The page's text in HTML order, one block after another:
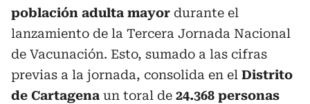
población adulta mayor durante el
lanzamiento de la Tercera Jornada Nacional
de Vacunación. Esto, sumado a las cifras
previas a la jornada, consolida en el Distrito
de Cartagena un toral de 24.368 personas